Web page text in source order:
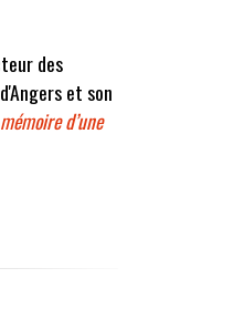
des
et son
d’une